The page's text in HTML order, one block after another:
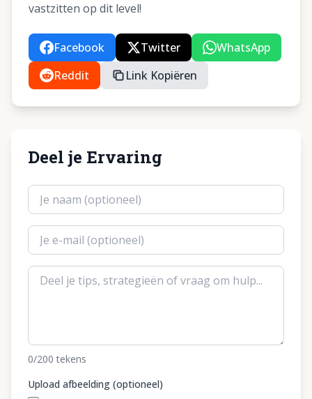
vastzitten op dit level!
Facebook Twitter
WhatsApp
Reddit
Link Kopiëren
Deel je Ervaring
0/200 tekens
Upload afbeelding (optioneel)